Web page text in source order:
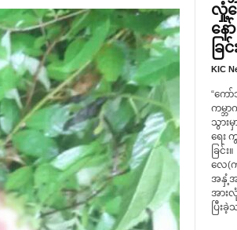
လှုံ့ဆ
နေ
ခြင်
KIC
“ကေ
ကမ္ဘ
သွား
ရေး
ခြင်
လေ(က
အနှံ့အ
အား
ပြီး